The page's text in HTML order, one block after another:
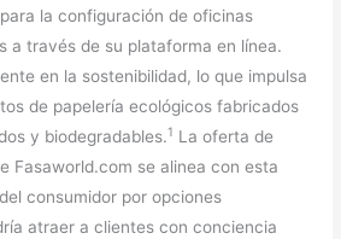
la configuración de oficinas
a través de su plataforma en línea.
en la sostenibilidad, lo que impulsa
de papelería ecológicos fabricados
y biodegradables.1 La oferta de
Fasaworld.com se alinea con esta
consumidor por opciones
atraer a clientes con conciencia